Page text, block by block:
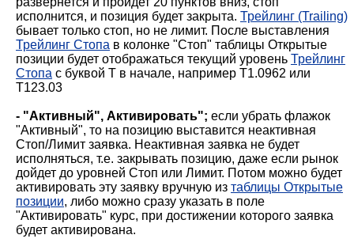
исполнится, и позиция будет закрыта. Трейлинг (Trailing)
бывает только стоп, но не лимит. После выставления
Трейлинг Стопа в колонке "Стоп" таблицы Открытые
позиции будет отображаться текущий уровень Трейлинг
Стопа с буквой T в начале, например T1.0962 или
T123.03
- "Активный", Активировать"; если убрать флажок
"Активный", то на позицию выставится неактивная
Стоп/Лимит заявка. Неактивная заявка не будет
исполняться, т.е. закрывать позицию, даже если рынок
дойдет до уровней Стоп или Лимит. Потом можно будет
активировать эту заявку вручную из таблицы Открытые
позиции, либо можно сразу указать в поле
"Активировать" курс, при достижении которого заявка
будет активирована.